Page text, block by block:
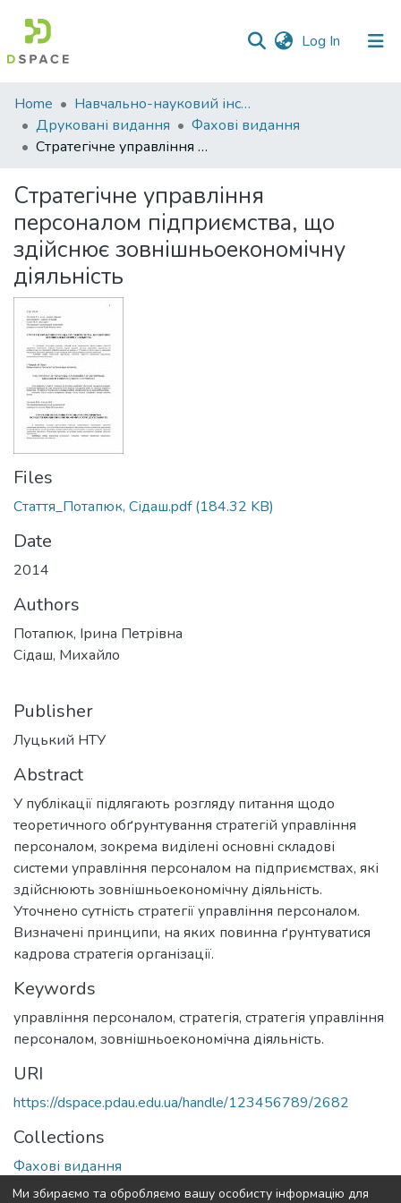
Log In (current)
Communities
&
Collections
Statistics
Home
Навчально-науковий інститут економіки, управління, права та інформаційних технологій
Друковані видання
Фахові видання
Стратегічне управління персоналом підприємства, що здійснює зовнішньоекономічну діяльність
Стратегічне управління
персоналом підприємства, що
здійснює зовнішньоекономічну
діяльність
Files
Стаття_Потапюк, Сідаш.pdf(184.32 KB)
Date
2014
Authors
Потапюк, Ірина Петрівна
Сідаш, Михайло
Publisher
Луцький НТУ
Abstract
У публікації підлягають розгляду питання щодо
теоретичного обґрунтування стратегій управління
персоналом, зокрема виділені основні складові
системи управління персоналом на підприємствах, які
здійснюють зовнішньоекономічну діяльність.
Уточнено сутність стратегії управління персоналом.
Визначені принципи, на яких повинна ґрунтуватися
кадрова стратегія організації.
Keywords
управління персоналом, стратегія, стратегія управління
персоналом, зовнішньоекономічна діяльність.
URI
https://dspace.pdau.edu.ua/handle/123456789/2682
Collections
Фахові видання
Ми збираємо та обробляємо вашу особисту інформацію для